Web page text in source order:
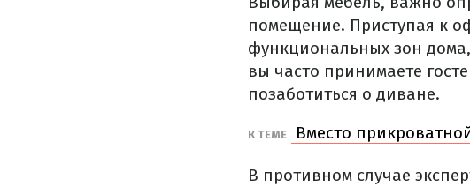
помещение. Приступая к
функциональных зон
вы часто принимаете
позаботиться о диване.
К ТЕМЕ Вместо
В противном случае